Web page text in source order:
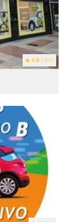
4.8 (166)